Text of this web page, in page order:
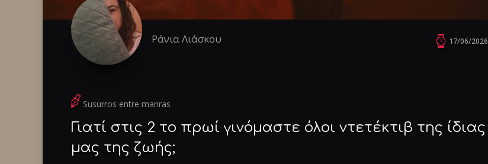
Ράνια Λιάσκου 17/06/2026
Susurros entre manras
Γιατί στις 2 το πρωί γινόμαστε όλοι ντετέκτιβ της ίδιας
μας της ζωής;